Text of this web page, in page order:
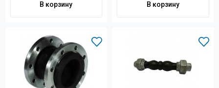
В корзину В корзину